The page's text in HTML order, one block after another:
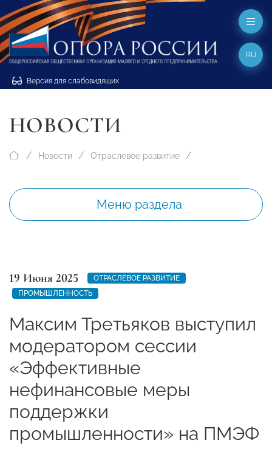
Версия для слабовидящих
RU
НОВОСТИ
Новости Отраслевое развитие
Меню раздела
19 Июня 2025
ОТРАСЛЕВОЕ РАЗВИТИЕ
ПРОМЫШЛЕННОСТЬ
Максим Третьяков выступил
модератором сессии
«Эффективные
нефинансовые меры
поддержки
промышленности» на ПМЭФ